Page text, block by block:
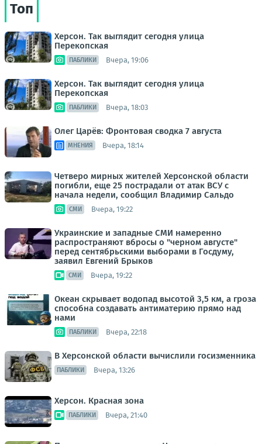
Топ
Херсон. Так выглядит сегодня улица
Перекопская
ПАБЛИКИ Вчера, 19:06
Херсон. Так выглядит сегодня улица
Перекопская
ПАБЛИКИ Вчера, 18:03
Олег Царёв: Фронтовая сводка 7 августа
МНЕНИЯ Вчера, 18:14
Четверо мирных жителей Херсонской области
погибли, еще 25 пострадали от атак ВСУ с
начала недели, сообщил Владимир Сальдо
СМИ Вчера, 19:22
Украинские и западные СМИ намеренно
распространяют вбросы о "черном августе"
перед сентябрьскими выборами в Госдуму,
заявил Евгений Брыков
СМИ Вчера, 19:22
Океан скрывает водопад высотой 3,5 км, а гроза
способна создавать антиматерию прямо над
нами
ПАБЛИКИ Вчера, 22:18
В Херсонской области вычислили госизменника
ПАБЛИКИ Вчера, 13:26
Херсон. Красная зона
ПАБЛИКИ Вчера, 21:40